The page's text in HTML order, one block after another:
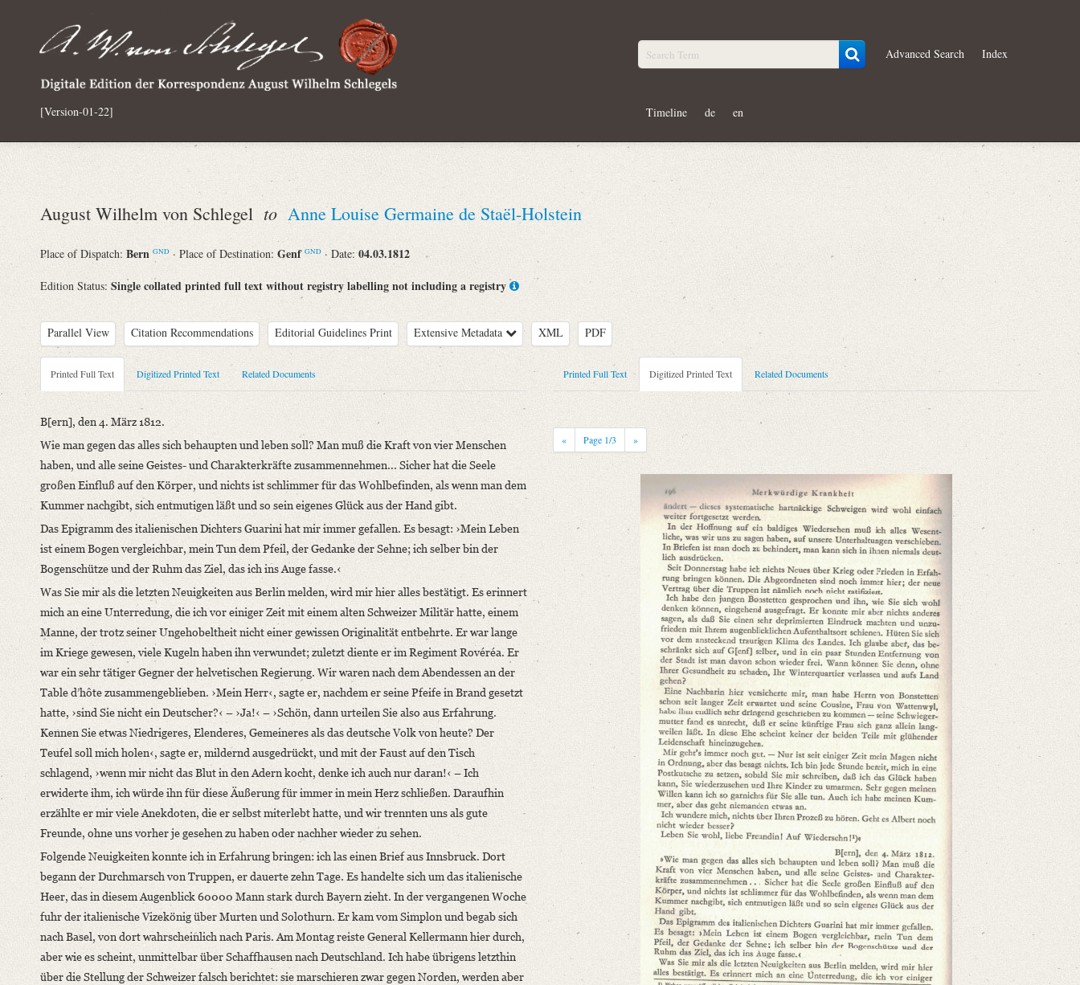
[Version-01-22]
Advanced Search Index
Timeline de en
August Wilhelm von Schlegel to Anne Louise Germaine de Staël-Holstein
Place of Dispatch: Bern GND · Place of Destination: Genf GND · Date: 04.03.1812
Edition Status: Single collated printed full text without registry labelling not including a registry
Parallel View Citation Recommendations Editorial Guidelines Print Extensive Metadata XML PDF
Metadata Concerning Header
Sender: August Wilhelm von Schlegel
Recipient: Anne Louise Germaine de Staël-Holstein
Place of Dispatch: Bern
Place of Destination: Genf
Date: 04.03.1812
Typ: Deutsche Übersetzung
Notations: Empfangsort erschlossen.
Printed Text
Bibliography: Pange, Pauline de: August Wilhelm Schlegel und Frau von Staël. Eine schicksalhafte Begegnung. Nach unveröffentlichten Briefen erzählt von Pauline Gräfin de Pange. Dt. Ausg. von Willy
Grabert. Hamburg 1940, S. 296–298.
Incipit: „B[ern], den 4. März 1812.
Wie man gegen das alles sich behaupten und leben soll? Man muß die Kraft von vier [...]“
Language
German
Printed Full Text Digitized Printed Text Related Documents
B[ern], den 4. März 1812.
Wie man gegen das alles sich behaupten und leben soll? Man muß die Kraft von vier Menschen
haben, und alle seine Geistes- und Charakterkräfte zusammennehmen... Sicher hat die Seele
großen Einfluß auf den Körper, und nichts ist schlimmer für das Wohlbefinden, als wenn man dem
Kummer nachgibt, sich entmutigen läßt und so sein eigenes Glück aus der Hand gibt.
Das Epigramm des italienischen Dichters Guarini hat mir immer gefallen. Es besagt: ›Mein Leben
ist einem Bogen vergleichbar, mein Tun dem Pfeil, der Gedanke der Sehne; ich selber bin der
Bogenschütze und der Ruhm das Ziel, das ich ins Auge fasse.‹
Was Sie mir als die letzten Neuigkeiten aus Berlin melden, wird mir hier alles bestätigt. Es erinnert
mich an eine Unterredung, die ich vor einiger Zeit mit einem alten Schweizer Militär hatte, einem
Manne, der trotz seiner Ungehobeltheit nicht einer gewissen Originalität entbehrte. Er war lange
im Kriege gewesen, viele Kugeln haben ihn verwundet; zuletzt diente er im Regiment Rovéréa. Er
war ein sehr tätiger Gegner der helvetischen Regierung. Wir waren nach dem Abendessen an der
Table d’hôte zusammengeblieben. ›Mein Herr‹, sagte er, nachdem er seine Pfeife in Brand gesetzt
hatte, ›sind Sie nicht ein Deutscher?‹ – ›Ja!‹ – ›Schön, dann urteilen Sie also aus Erfahrung.
Kennen Sie etwas Niedrigeres, Elenderes, Gemeineres als das deutsche Volk von heute? Der
Teufel soll mich holen‹, sagte er, mildernd ausgedrückt, und mit der Faust auf den Tisch
schlagend, ›wenn mir nicht das Blut in den Adern kocht, denke ich auch nur daran!‹ – Ich
erwiderte ihm, ich würde ihn für diese Äußerung für immer in mein Herz schließen. Daraufhin
erzählte er mir viele Anekdoten, die er selbst miterlebt hatte, und wir trennten uns als gute
Freunde, ohne uns vorher je gesehen zu haben oder nachher wieder zu sehen.
Folgende Neuigkeiten konnte ich in Erfahrung bringen: ich las einen Brief aus Innsbruck. Dort
begann der Durchmarsch von Truppen, er dauerte zehn Tage. Es handelte sich um das italienische
Heer, das in diesem Augenblick 60000 Mann stark durch Bayern zieht. In der vergangenen Woche
fuhr der italienische Vizekönig über Murten und Solothurn. Er kam vom Simplon und begab sich
nach Basel, von dort wahrscheinlich nach Paris. Am Montag reiste General Kellermann hier durch,
aber wie es scheint, unmittelbar über Schaffhausen nach Deutschland. Ich habe übrigens letzthin
über die Stellung der Schweizer falsch berichtet: sie marschieren zwar gegen Norden, werden aber
Printed Full Text Digitized Printed Text Related Documents
« Page 1/3 »